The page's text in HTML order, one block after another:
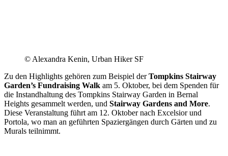
© Alexandra Kenin, Urban Hiker SF
Zu den Highlights gehören zum Beispiel derTompkins Stairway
Garden’s Fundraising Walk am 5. Oktober, bei dem Spenden für
die Instandhaltung des Tompkins Stairway Garden in Bernal
Heights gesammelt werden, und Stairway Gardens and More.
Diese Veranstaltung führt am 12. Oktober nach Excelsior und
Portola, wo man an geführten Spaziergängen durch Gärten und zu
Murals teilnimmt.